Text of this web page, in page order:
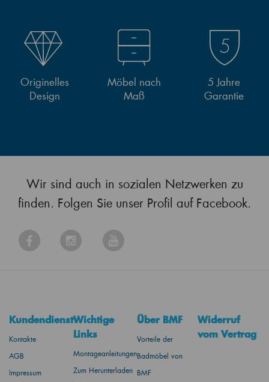
Originelles
Design
Möbel nach
Maß
5 Jahre
Garantie
Wir sind auch in sozialen Netzwerken zu
finden. Folgen Sie unser Profil auf Facebook.
Kundendienst
Kontakte
AGB
Impressum
Wichtige
Links
Montageanleitungen
Zum Herunterladen
Über BMF
Vorteile der
Badmöbel von
BMF
Widerruf
vom Vertrag